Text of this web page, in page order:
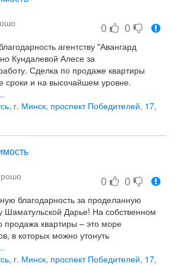
достойно. Боялись что на те деньги, на
взять хотя бы двухкомнатную
найдется. В итогу купили
сэкономили. Тысяча восхищений за
помощь и содействие. Спасибо!
0 0
агентству "Авангард
Кундалевой Алесе за
Сделка по продаже квартиры
сроки и на высочайшем уровне.
я была спокойна, и полностью
Желаю процветания вашему
клиентов! Спасибо, что вы есть!
клиенту и оперативность
г. Минск, проспект Победителей, 17,
0 0
благодарность за проделанную
Шаматульской Дарье! На собственном
продажа квартиры – это море
в которых можно утонуть
но у меня был надёжный
имени Дарья. С первой же встречи было
г. Минск, проспект Победителей, 17,